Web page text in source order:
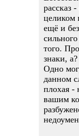
рассказ
целиком
ещё и
того.
знаки,
Одно
данном
плохая -
вашим